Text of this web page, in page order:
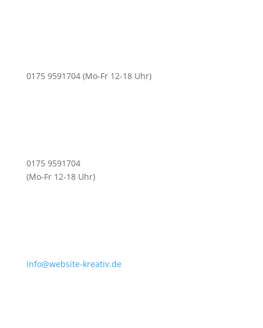
0175 9591704 (Mo-Fr 12-18 Uhr)
0175 9591704
(Mo-Fr 12-18 Uhr)
info@website-kreativ.de